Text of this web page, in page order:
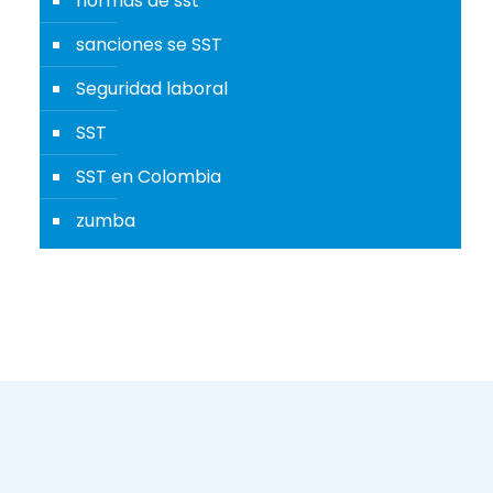
sanciones se SST
Seguridad laboral
SST
SST en Colombia
zumba